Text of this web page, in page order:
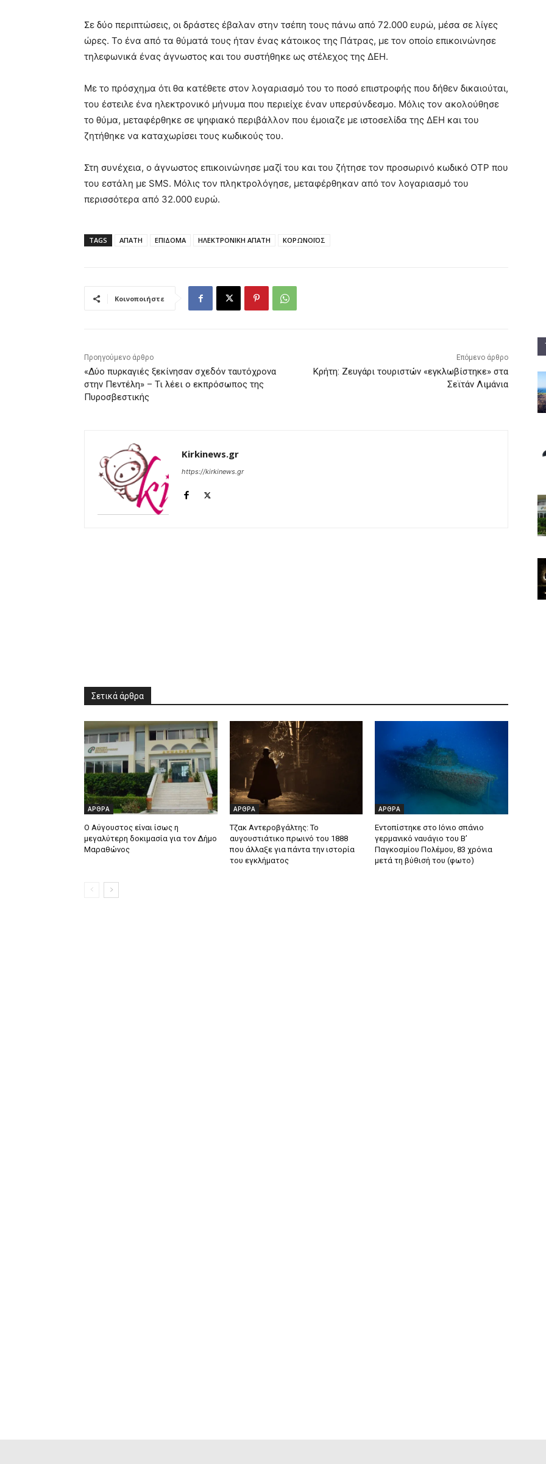
Σε δύο περιπτώσεις, οι δράστες έβαλαν στην τσέπη τους πάνω από 72.000 ευρώ, μέσα σε λίγες
ώρες. Το ένα από τα θύματά τους ήταν ένας κάτοικος της Πάτρας, με τον οποίο επικοινώνησε
τηλεφωνικά ένας άγνωστος και του συστήθηκε ως στέλεχος της ΔΕΗ.
Με το πρόσχημα ότι θα κατέθετε στον λογαριασμό του το ποσό επιστροφής που δήθεν δικαιούται,
του έστειλε ένα ηλεκτρονικό μήνυμα που περιείχε έναν υπερσύνδεσμο. Μόλις τον ακολούθησε
το θύμα, μεταφέρθηκε σε ψηφιακό περιβάλλον που έμοιαζε με ιστοσελίδα της ΔΕΗ και του
ζητήθηκε να καταχωρίσει τους κωδικούς του.
Στη συνέχεια, ο άγνωστος επικοινώνησε μαζί του και του ζήτησε τον προσωρινό κωδικό OTP που
του εστάλη με SMS. Μόλις τον πληκτρολόγησε, μεταφέρθηκαν από τον λογαριασμό του
περισσότερα από 32.000 ευρώ.
TAGS ΑΠΑΤΗ ΕΠΙΔΟΜΑ ΗΛΕΚΤΡΟΝΙΚΗ ΑΠΑΤΗ ΚΟΡΩΝΟΪΟΣ
Κοινοποιήστε
Προηγούμενο άρθρο
«Δύο πυρκαγιές ξεκίνησαν σχεδόν ταυτόχρονα
στην Πεντέλη» – Τι λέει ο εκπρόσωπος της
Πυροσβεστικής
Επόμενο άρθρο
Κρήτη: Ζευγάρι τουριστών «εγκλωβίστηκε» στα
Σεϊτάν Λιμάνια
Kirkinews.gr
https://kirkinews.gr
Σετικά άρθρα
ΑΡΘΡΑ
Ο Αύγουστος είναι ίσως η
μεγαλύτερη δοκιμασία για τον Δήμο
Μαραθώνος
ΑΡΘΡΑ
Τζακ Αντεροβγάλτης: To
αυγουστιάτικο πρωινό του 1888
που άλλαξε για πάντα την ιστορία
του εγκλήματος
ΑΡΘΡΑ
Εντοπίστηκε στο Ιόνιο σπάνιο
γερμανικό ναυάγιο του Β’
Παγκοσμίου Πολέμου, 83 χρόνια
μετά τη βύθισή του (φωτο)